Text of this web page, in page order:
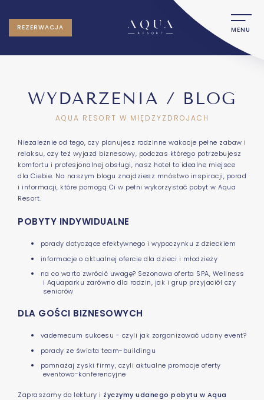
REZERWACJA MENU
WYDARZENIA / BLOG
AQUA RESORT W MIĘDZYZDROJACH
Niezależnie od tego, czy planujesz rodzinne wakacje pełne zabaw i
relaksu, czy też wyjazd biznesowy, podczas którego potrzebujesz
komfortu i profesjonalnej obsługi, nasz hotel to idealne miejsce
dla Ciebie. Na naszym blogu znajdziesz mnóstwo inspiracji, porad
i informacji, które pomogą Ci w pełni wykorzystać pobyt w Aqua
Resort.
POBYTY INDYWIDUALNE
porady dotyczące efektywnego i wypoczynku z dzieckiem
informacje o aktualnej ofercie dla dzieci i młodzieży
na co warto zwrócić uwagę? Sezonowa oferta SPA, Wellness
i Aquaparku zarówno dla rodzin, jak i grup przyjaciół czy
seniorów
DLA GOŚCI BIZNESOWYCH
vademecum sukcesu - czyli jak zorganizować udany event?
porady ze świata team-buildingu
pomnażaj zyski firmy, czyli aktualne promocje oferty
eventowo-konferencyjne
Zapraszamy do lektury i życzymy udanego pobytu w Aqua